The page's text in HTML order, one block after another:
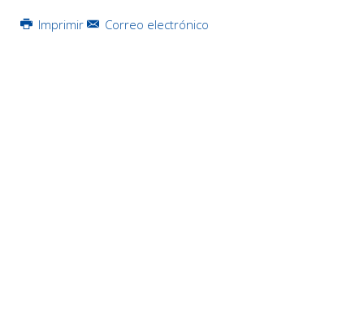
Imprimir Correo electrónico